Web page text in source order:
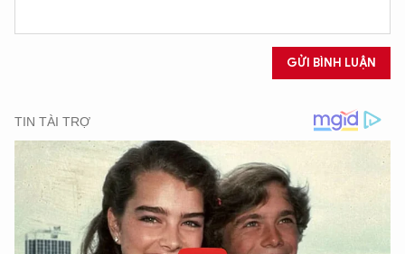
GỬI BÌNH LUẬN